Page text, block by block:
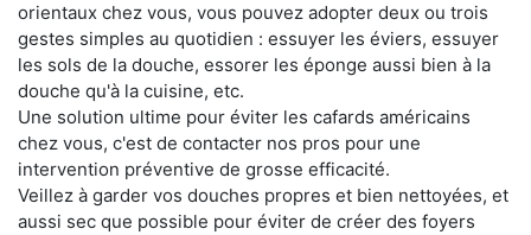
orientaux chez vous, vous pouvez adopter deux ou trois
gestes simples au quotidien : essuyer les éviers, essuyer
les sols de la douche, essorer les éponge aussi bien à la
douche qu'à la cuisine, etc.
Une solution ultime pour éviter les cafards américains
chez vous, c'est de contacter nos pros pour une
intervention préventive de grosse efficacité.
Veillez à garder vos douches propres et bien nettoyées, et
aussi sec que possible pour éviter de créer des foyers